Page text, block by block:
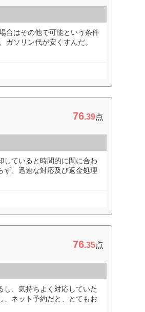
合はその他で可能という条件
ガソリン代が安くすんだ。
76.39点
していると時間的に間に合わ
ず、迅速な対応及び返金処理
76.35点
、気持ちよく対応していた
、ネット予約だと、とてもお